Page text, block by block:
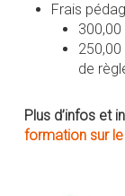
Frais
de
Plus d’infos et
formation sur